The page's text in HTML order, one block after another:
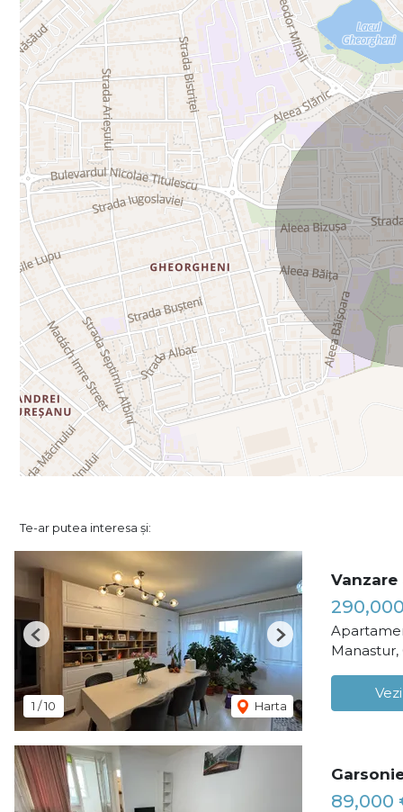
Te-ar putea interesa și:
1 /10 Harta
Previous Next
89,000